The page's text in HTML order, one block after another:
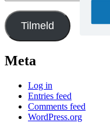
Tilmeld
Meta
Log in
Entries feed
Comments feed
WordPress.org